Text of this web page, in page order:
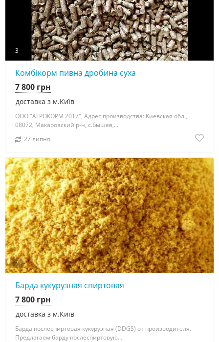
3
Комбікорм пивна дробина суха
доставка з м.Київ
7 800 грн
ООО "АГРОКОРМ 2017", Адрес производства: Киевская обл.,
08072, Макаровский р-н, с.Бышев,...
27 липня
2
Барда кукурузная спиртовая
доставка з м.Київ
7 800 грн
Барда послеспиртовая кукурузная (DDGS) от производителя.
Предлагаем барду послеспиртовую...